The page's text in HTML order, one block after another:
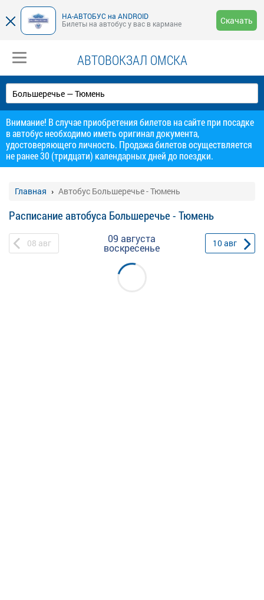
НА-АВТОБУС на ANDROID
Билеты на автобус у вас в кармане
Скачать
АВТОВОКЗАЛ ОМСКА
Внимание! В случае приобретения билетов на сайте при посадке
в автобус необходимо иметь оригинал документа,
удостоверяющего личность. Продажа билетов осуществляется
не ранее 30 (тридцати) календарных дней до поездки.
Главная Автобус Большеречье - Тюмень
Расписание автобуса Большеречье - Тюмень
08 авг 09 августа
воскресенье 10авг